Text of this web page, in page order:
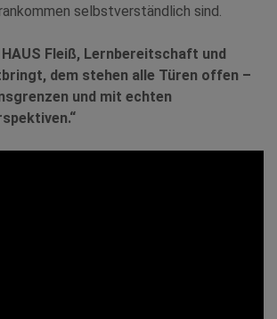
selbstverständlich sind.
HAUS Fleiß, Lernbereitschaft und
dem stehen alle Türen offen –
und mit echten